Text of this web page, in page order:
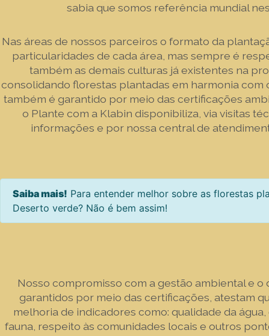
sabia que somos referência mundial
Nas áreas de nossos parceiros o formato da
particularidades de cada área, mas sempre é
também as demais culturas já existentes na
consolidando florestas plantadas em harmonia com
também é garantido por meio das certificações
o Plante com a Klabin disponibiliza, via visitas
informações e por nossa central de
Saiba mais! Para entender melhor sobre as florestas
Deserto verde? Não é bem assim!
Nosso compromisso com a gestão ambiental e
garantidos por meio das certificações, atestam
melhoria de indicadores como: qualidade da
fauna, respeito às comunidades locais e outros